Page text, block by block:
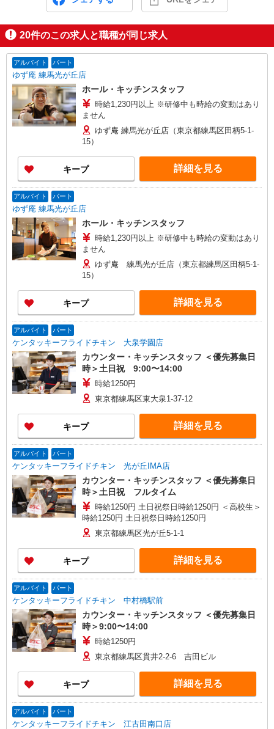
20件のこの求人と職種が同じ求人
アルバイト パート
ゆず庵 練馬光が丘店
ホール・キッチンスタッフ
時給1,230円以上 ※研修中も時給の変動はあり
ません
ゆず庵 練馬光が丘店（東京都練馬区田柄5-1-
15）
キープ 詳細を見る
アルバイト パート
ゆず庵 練馬光が丘店
ホール・キッチンスタッフ
時給1,230円以上 ※研修中も時給の変動はあり
ません
ゆず庵 練馬光が丘店（東京都練馬区田柄5-1-
15）
キープ 詳細を見る
アルバイト パート
ケンタッキーフライドチキン 大泉学園店
カウンター・キッチンスタッフ ＜優先募集日
時＞土日祝 9:00〜14:00
時給1250円
東京都練馬区東大泉1-37-12
キープ 詳細を見る
アルバイト パート
ケンタッキーフライドチキン 光が丘IMA店
カウンター・キッチンスタッフ ＜優先募集日
時＞土日祝 フルタイム
時給1250円 土日祝祭日時給1250円 ＜高校生＞
時給1250円 土日祝祭日時給1250円
東京都練馬区光が丘5-1-1
キープ 詳細を見る
アルバイト パート
ケンタッキーフライドチキン 中村橋駅前
カウンター・キッチンスタッフ ＜優先募集日
時＞9:00〜14:00
時給1250円
東京都練馬区貫井2-2-6 吉田ビル
キープ 詳細を見る
アルバイト パート
ケンタッキーフライドチキン 江古田南口店